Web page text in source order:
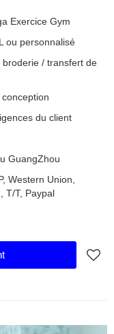
Exercice Gym
ou personnalisé
broderie / transfert de
du client
GuangZhou
Western Union,
T/T, Paypal